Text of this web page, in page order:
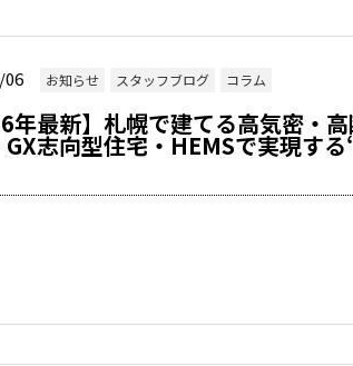
06 お知らせ スタッフブログ コラム
年最新】札幌で建てる高気密・
志向型住宅・HEMSで実現す